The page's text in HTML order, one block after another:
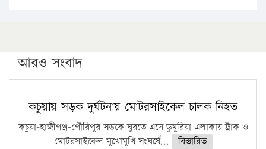
পিএইচডি করছেন কুয়েটের কৃতি…
সারা দেশে বজ্রাঘাতে ১৪ জনের প্রাণহানি
কঠোর হচ্ছে এসএসসি ও এইচএসসি পরীক্ষা
ফরিদগঞ্জে আগুনে পুড়লো ৬ ব্যবসা প্রতিষ্ঠান
আরও সংবাদ
কচুয়ায় সড়ক দুর্ঘটনায় মোটরসাইকেল চালক নিহত
কচুয়া-হাজীগঞ্জ-গৌরিপুর সড়কে ঘুরতে এসে ডুমুরিয়া এলাকায় ট্রাক ও
মোটরসাইকেল মুখোমুখি সংঘর্ষে...
বিস্তারিত